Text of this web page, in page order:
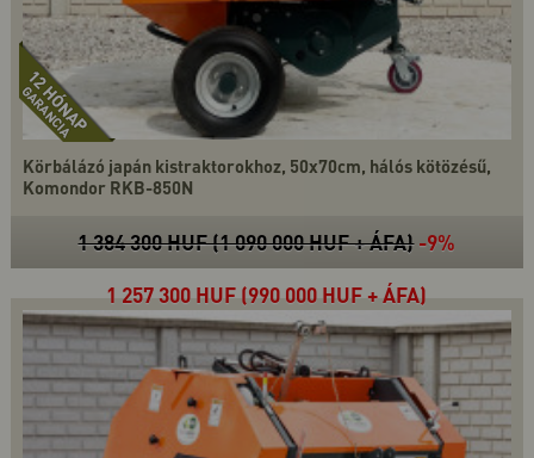
Körbálázó japán kistraktorokhoz, 50x70cm, hálós kötözésű,
Komondor RKB-850N
1 384 300 HUF (1 090 000 HUF + ÁFA)-9%
1 257 300 HUF (990 000 HUF + ÁFA)